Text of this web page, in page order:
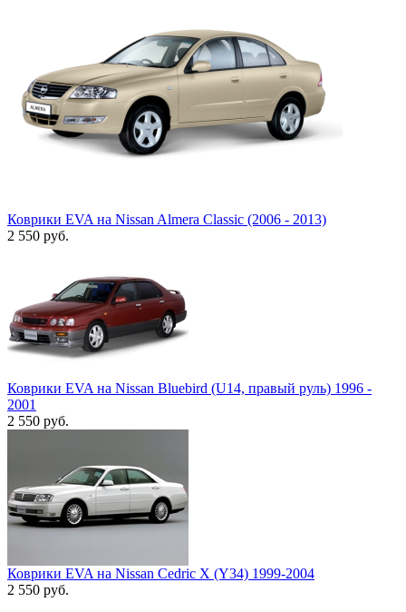
Коврики EVA на Nissan Almera Classic (2006 - 2013)
2 550 руб.
Коврики EVA на Nissan Bluebird (U14, правый руль) 1996 -
2001
2 550 руб.
Коврики EVA на Nissan Cedric X (Y34) 1999-2004
2 550 руб.